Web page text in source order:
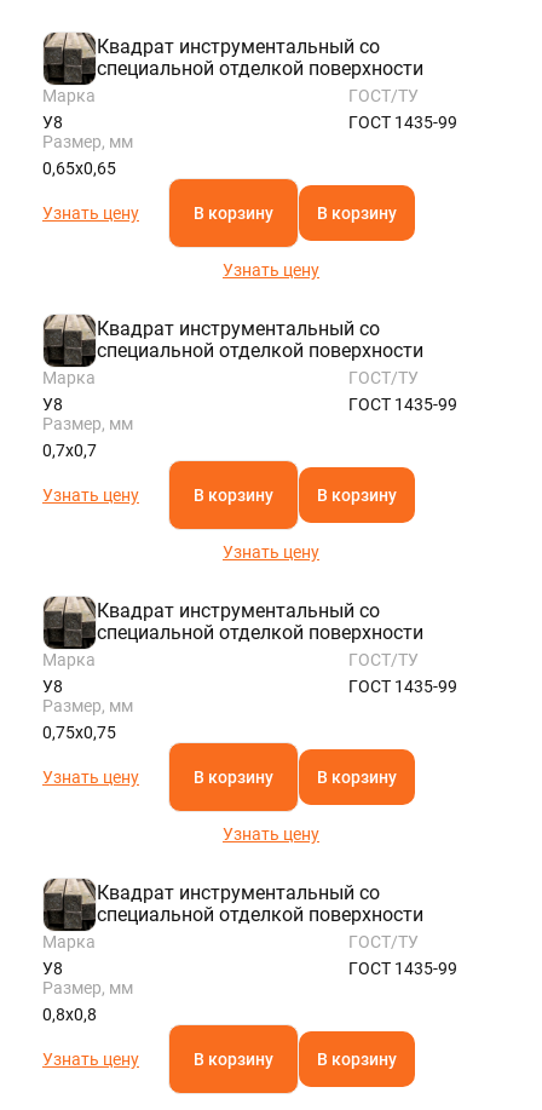
Квадрат инструментальный со
специальной отделкой поверхности
Марка
У8
ГОСТ/ТУ
ГОСТ 1435-99
Размер, мм
0,65х0,65
Узнать цену В корзину В корзину
Узнать цену
Квадрат инструментальный со
специальной отделкой поверхности
Марка
У8
ГОСТ/ТУ
ГОСТ 1435-99
Размер, мм
0,7х0,7
Узнать цену В корзину В корзину
Узнать цену
Квадрат инструментальный со
специальной отделкой поверхности
Марка
У8
ГОСТ/ТУ
ГОСТ 1435-99
Размер, мм
0,75х0,75
Узнать цену В корзину В корзину
Узнать цену
Квадрат инструментальный со
специальной отделкой поверхности
Марка
У8
ГОСТ/ТУ
ГОСТ 1435-99
Размер, мм
0,8х0,8
Узнать цену В корзину В корзину